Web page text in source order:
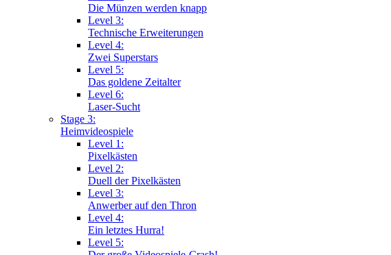
Die Münzen werden knapp
Level 3:
Technische Erweiterungen
Level 4:
Zwei Superstars
Level 5:
Das goldene Zeitalter
Level 6:
Laser-Sucht
Stage 3:
Heimvideospiele
Level 1:
Pixelkästen
Level 2:
Duell der Pixelkästen
Level 3:
Anwerber auf den Thron
Level 4:
Ein letztes Hurra!
Level 5: